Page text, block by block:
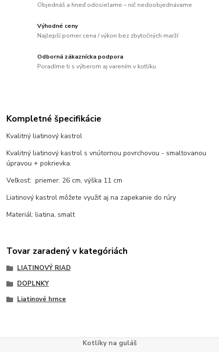
Objednáš a hneď odosielame – nič nedoobjednávame
Výhodné ceny
Najlepší pomer cena / výkon bez zbytočných marží
Odborná zákaznícka podpora
Poradíme ti s výberom aj varením v kotlíku
Kompletné špecifikácie
Kvalitný liatinový kastrol
Kvalitný liatinový kastrol s vnútornou povrchovou - smaltovanou
úpravou + pokrievka.
Veľkosť: priemer: 26 cm, výška 11 cm
Liatinový kastrol môžete využiť aj na zapekanie do rúry
Materiál: liatina, smalt
Tovar zaradený v kategóriách
LIATINOVÝ RIAD
DOPLNKY
Liatinové hrnce
Kotlíky na guláš